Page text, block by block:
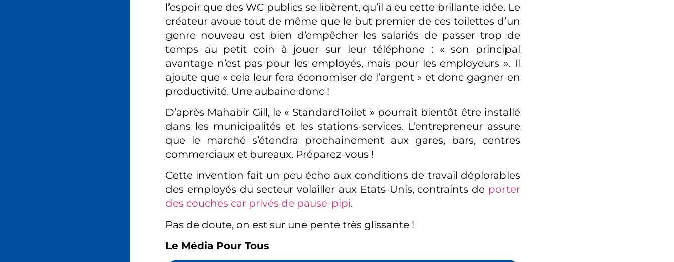
l’espoir que des WC publics se libèrent, qu’il a eu cette brillante idée. Le
créateur avoue tout de même que le but premier de ces toilettes d’un
genre nouveau est bien d’empêcher les salariés de passer trop de
temps au petit coin à jouer sur leur téléphone : « son principal
avantage n’est pas pour les employés, mais pour les employeurs ». Il
ajoute que « cela leur fera économiser de l’argent » et donc gagner en
productivité. Une aubaine donc !
D’après Mahabir Gill, le « StandardToilet » pourrait bientôt être installé
dans les municipalités et les stations-services. L’entrepreneur assure
que le marché s’étendra prochainement aux gares, bars, centres
commerciaux et bureaux. Préparez-vous !
Cette invention fait un peu écho aux conditions de travail déplorables
des employés du secteur volailler aux Etats-Unis, contraints de porter
des couches car privés de pause-pipi.
Pas de doute, on est sur une pente très glissante !
Le Média Pour Tous